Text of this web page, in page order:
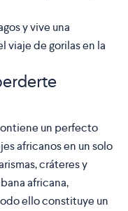
y vive una
viaje de gorilas en la
un perfecto
africanos en un solo
cráteres y
africana,
ello constituye un